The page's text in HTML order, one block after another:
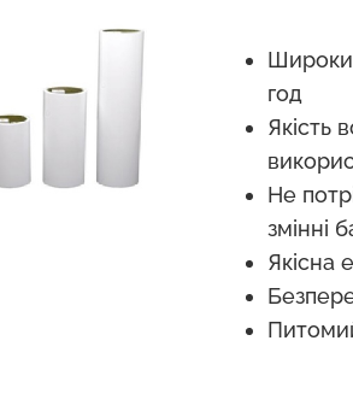
год
Якість
Не
змінні
Якісна